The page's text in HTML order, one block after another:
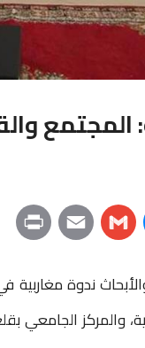
المجتمع
M
s
s
G
a
i
E
a
i
i
n
ندوة مغاربية